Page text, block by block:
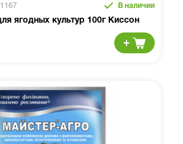
В наличии
ягодных культур 100г Киссон